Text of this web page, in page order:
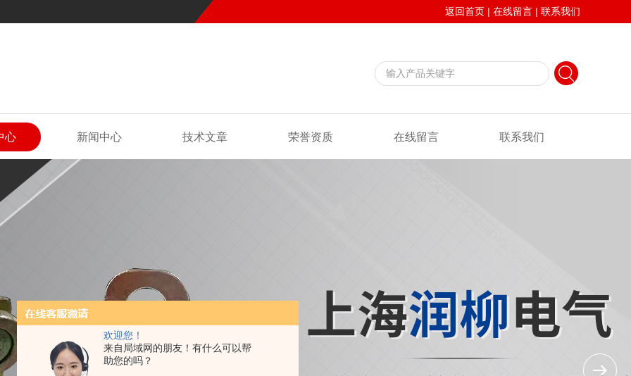
欢迎您！
来自局域网的朋友！有什么可以帮
助您的吗？
返回首页 | 在线留言 | 联系我们
心 新闻中心 技术文章 荣誉资质 在线留言 联系我们